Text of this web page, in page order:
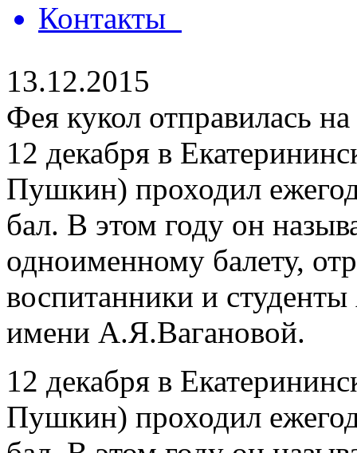
Контакты
13.12.2015
Фея кукол отправилась
12 декабря в
Пушкин) проходил
бал. В этом году он
одноименному балету,
воспитанники и
имени А.Я.Вагановой.
12 декабря в
Пушкин) проходил